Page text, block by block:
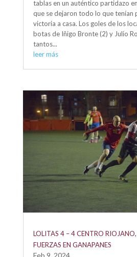
tablas en un auténtico partidazo
que se dejaron todo lo que tenían
victoria a casa. Los goles de los
botas de Iñigo Bronte (2) y Julio
tantos...
leer más
LOLITAS 4 – 4 CENTRO
FUERZAS EN GANAPANES